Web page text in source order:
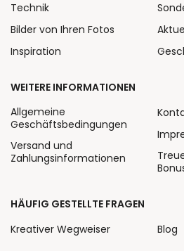
Technik
Bilder von Ihren Fotos
Inspiration
WEITERE INFORMATIONEN
Allgemeine
Geschäftsbedingungen
Versand und
Zahlungsinformationen
HÄUFIG GESTELLTE FRAGEN
Kreativer Wegweiser
Blog